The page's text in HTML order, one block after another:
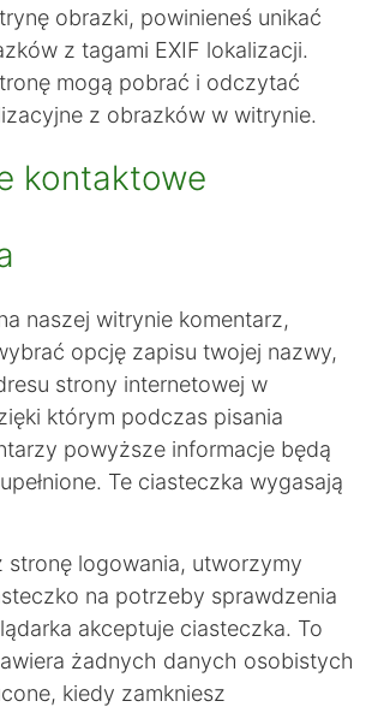
obrazki, powinieneś unikać
z tagami EXIF lokalizacji.
mogą pobrać i odczytać
z obrazków w witrynie.
kontaktowe
naszej witrynie komentarz,
opcję zapisu twojej nazwy,
strony internetowej w
którym podczas pisania
powyższe informacje będą
Te ciasteczka wygasają
stronę logowania, utworzymy
na potrzeby sprawdzenia
akceptuje ciasteczka. To
żadnych danych osobistych
kiedy zamkniesz